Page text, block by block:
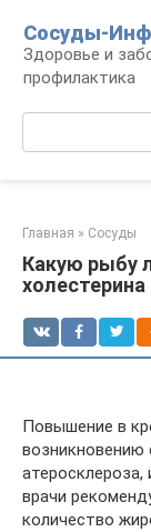
контенту
Сосуды-
Здоровье и
профилактика
Главная » Сосуды
Какую рыбу
холестерина
Повышение в
возникновению
атеросклероза,
врачи
количество